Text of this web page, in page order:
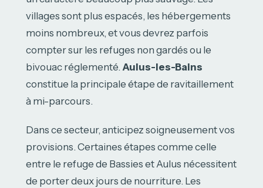
villages sont plus espacés, les hébergements
moins nombreux, et vous devrez parfois
compter sur les refuges non gardés ou le
bivouac réglementé. Aulus-les-Bains
constitue la principale étape de ravitaillement
à mi-parcours.
Dans ce secteur, anticipez soigneusement vos
provisions. Certaines étapes comme celle
entre le refuge de Bassies et Aulus nécessitent
de porter deux jours de nourriture. Les